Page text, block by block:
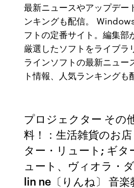
最新ニュースやアップデー
ンキングも配信。
フトの定番サイト。編集部
厳選したソフトをライブラ
ラインソフトの最新ニュー
ト情報、人気ランキングも
プロジェクター その
料！：生活雑貨のお
ター・リュート; ギタ
ュート、ヴィオラ・
lin ne〔りんね〕 音楽